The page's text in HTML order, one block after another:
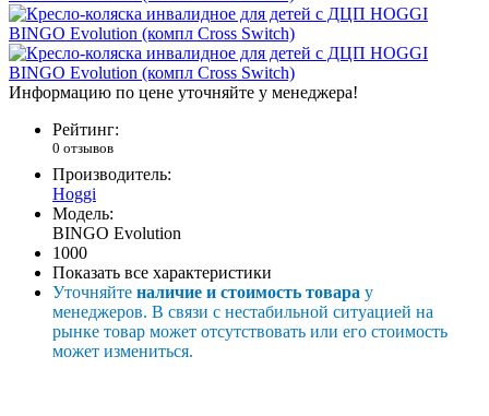
Информацию по цене уточняйте у менеджера!
Рейтинг:
0 отзывов
Производитель:
Hoggi
Модель:
BINGO Evolution
1000
Показать все характеристики
Уточняйте наличие и стоимость товара у
менеджеров. В связи с нестабильной ситуацией на
рынке товар может отсутствовать или его стоимость
может измениться.